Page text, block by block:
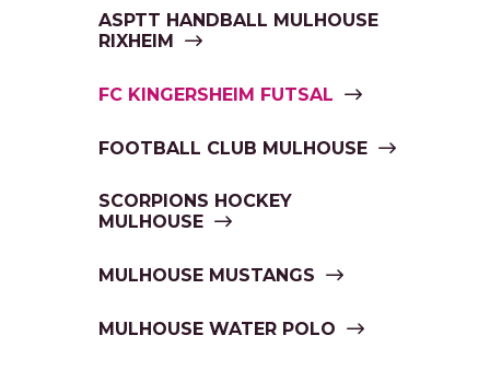
ASPTT HANDBALL MULHOUSE
RIXHEIM
FC KINGERSHEIM FUTSAL
FOOTBALL CLUB MULHOUSE
SCORPIONS HOCKEY
MULHOUSE
MULHOUSE MUSTANGS
MULHOUSE WATER POLO